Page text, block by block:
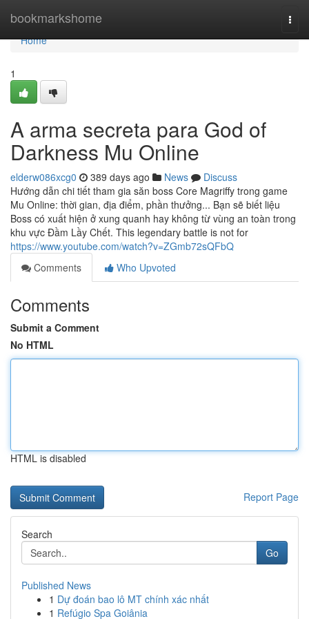
bookmarkshome
Home
Home
1
A arma secreta para God of
Darkness Mu Online
elderw086xcg0 389 days ago News
Discuss
Hướng dẫn chi tiết tham gia săn boss Core Magriffy trong game
Mu Online: thời gian, địa điểm, phần thưởng... Bạn sẽ biết liệu
Boss có xuất hiện ở xung quanh hay không từ vùng an toàn trong
khu vực Đầm Lầy Chết. This legendary battle is not for
https://www.youtube.com/watch?v=ZGmb72sQFbQ
Comments
Who Upvoted
Comments
Submit a Comment
No HTML
HTML is disabled
Report Page
Search
Go
Published News
1 Dự đoán bao lô MT chính xác nhất
1 Refúgio Spa Goiânia